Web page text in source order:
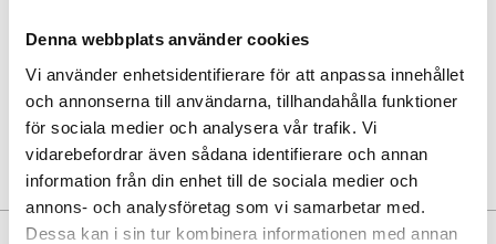
Denna webbplats använder cookies
Vi använder enhetsidentifierare för att anpassa innehållet
och annonserna till användarna, tillhandahålla funktioner
för sociala medier och analysera vår trafik. Vi
vidarebefordrar även sådana identifierare och annan
information från din enhet till de sociala medier och
annons- och analysföretag som vi samarbetar med.
Dessa kan i sin tur kombinera informationen med annan